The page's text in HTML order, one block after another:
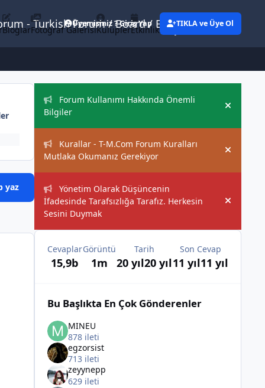
- Turkish Forum / Board / Blog
BloglarFotoğraf GalerisiKulüplerEtkinliklerEylemler
Üyemisiniz ? Giriş Yap TIKLA ve Üye Ol
yaz
Duyurular
Forum Kullanımı Hakkında Önemli
Bilgiler
Hide
Kurallar - T-M.Com Forum Kuralları
Mutlaka Okumanız Gerekiyor
Hide
Yönetim Olarak Düşüncenin
İfadesinde Tarafsızlığa Tarafız. Herkesin
Sesini Duymak
Hide
Cevaplar
15,9b
Görüntü
1m
Tarih
20 yıl20 yıl
Son Cevap
11 yıl11 yıl
Bu Başlıkta En Çok Gönderenler
MINEU
878 ileti
egzorsist
713 ileti
zeyynepp
629 ileti